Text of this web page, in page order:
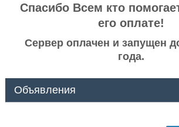
Спасибо Всем кто
его оплате!
Сервер оплачен и запущен
года.
Объявления